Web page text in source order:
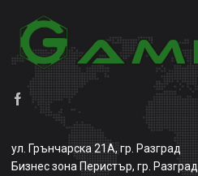
ул. Грънчарска 21А, гр. Разград
Бизнес зона Перистър, гр. Разград